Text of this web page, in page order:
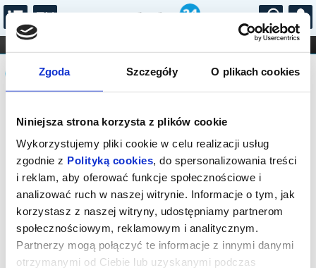
Zgoda Szczegóły O plikach cookies
Niniejsza strona korzysta z plików cookie
Wykorzystujemy pliki cookie w celu realizacji usług
zgodnie z Polityką cookies, do spersonalizowania treści
i reklam, aby oferować funkcje społecznościowe i
analizować ruch w naszej witrynie. Informacje o tym, jak
korzystasz z naszej witryny, udostępniamy partnerom
społecznościowym, reklamowym i analitycznym.
Partnerzy mogą połączyć te informacje z innymi danymi
otrzymanymi od Ciebie lub uzyskanymi podczas
...
FILHARMONIA OPERA I BALET
STAND-UP
DLA DZIECI
Komunikat
Sprzedaż on-line została zakończona,
sprawdź dostępność biletów w kasie.